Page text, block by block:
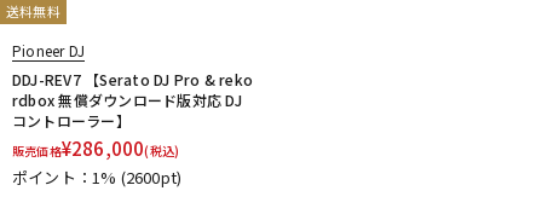
送料無料
Pioneer DJ
DDJ-REV7 【Serato DJ Pro & reko
rdbox 無償ダウンロード版対応 DJ
コントローラー】
販売価格¥286,000(税込)
ポイント：1% (2600pt)